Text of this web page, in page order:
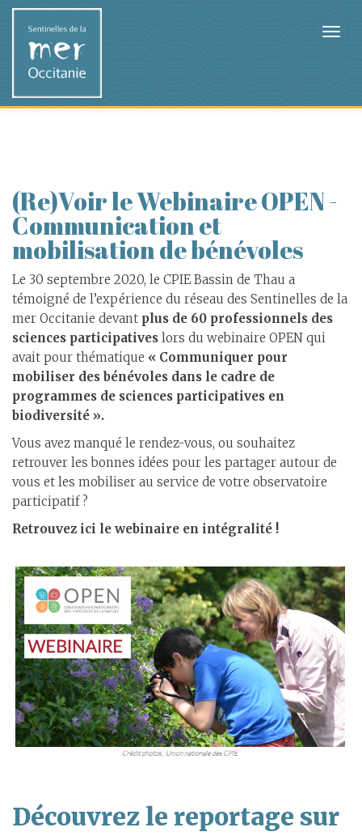
(Re)Voir le Webinaire OPEN -
Communication et
mobilisation de bénévoles
Le 30 septembre 2020, le CPIE Bassin de Thau a
témoigné de l’expérience du réseau des Sentinelles de la
mer Occitanie devant plus de 60 professionnels des
sciences participatives lors du webinaire OPEN qui
avait pour thématique « Communiquer pour
mobiliser des bénévoles dans le cadre de
programmes de sciences participatives en
biodiversité ».
Vous avez manqué le rendez-vous, ou souhaitez
retrouver les bonnes idées pour les partager autour de
vous et les mobiliser au service de votre observatoire
participatif ?
Retrouvez ici le webinaire en intégralité !
Découvrez le reportage sur